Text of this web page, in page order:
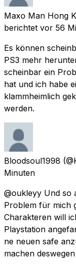
Maxo Man Hong
berichtet vor 56
Es können
PS3 mehr
scheinbar ein
hat und ich habe
klammheimlich
werden.
Bloodsoul1998
Minuten
@oukleyy Und so
Problem für mich
Charakteren will
Playstation
ne neuen safe
machen